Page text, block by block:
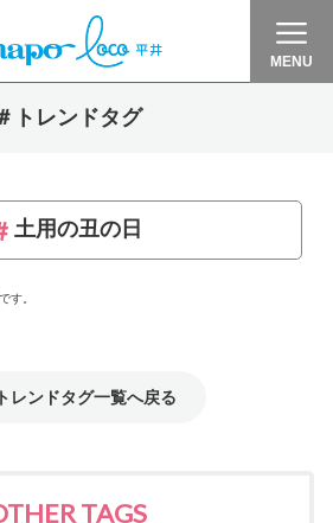
MENU
トレンドタグ
土用の丑の日
す。
レンドタグ一覧へ戻る
TAGS